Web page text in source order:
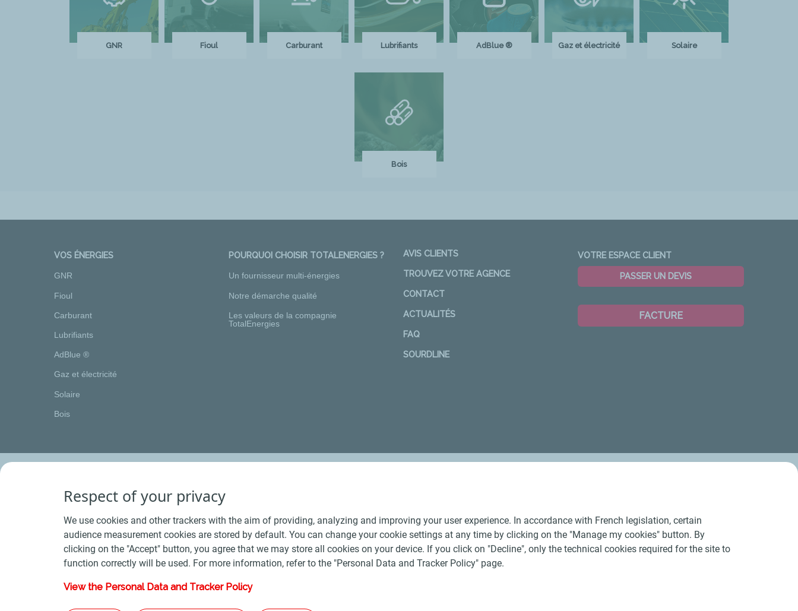
GNR Fioul Carburant Lubrifiants AdBlue ® Gaz et électricité Solaire
Bois
VOS ÉNERGIES
GNR
Fioul
Carburant
Lubrifiants
AdBlue ®
Gaz et électricité
Solaire
Bois
POURQUOI CHOISIR TOTALENERGIES ?
Un fournisseur multi-énergies
Notre démarche qualité
Les valeurs de la compagnie
TotalEnergies
AVIS CLIENTS
TROUVEZ VOTRE AGENCE
CONTACT
ACTUALITÉS
FAQ
SOURDLINE
VOTRE ESPACE CLIENT
PASSER UN DEVIS
FACTURE
Conditions Générales de Vente Bois - Conditions Générales de Vente Produits Pétroliers
Respect of your privacy
We use cookies and other trackers with the aim of providing, analyzing and improving your user experience. In accordance with French legislation, certain
audience measurement cookies are stored by default. You can change your cookie settings at any time by clicking on the "Manage my cookies" button. By
clicking on the "Accept" button, you agree that we may store all cookies on your device. If you click on "Decline", only the technical cookies required for the site to
function correctly will be used. For more information, refer to the "Personal Data and Tracker Policy" page.
View the Personal Data and Tracker Policy